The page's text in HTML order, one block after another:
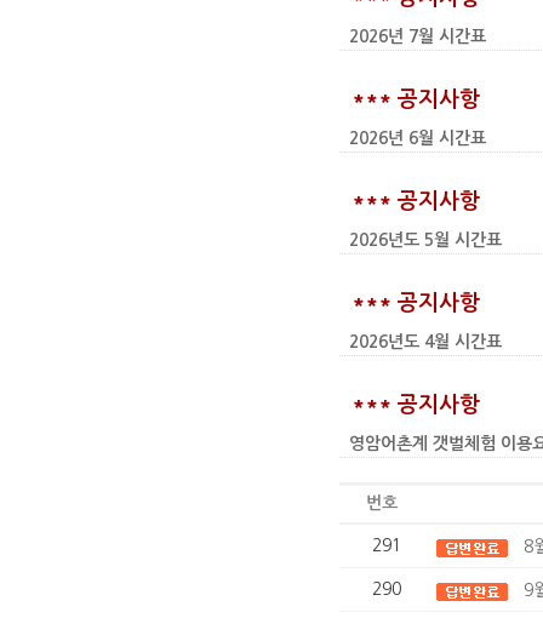
2026년 7월 시간표
*** 공지사항
2026년 6월 시간표
*** 공지사항
2026년도 5월 시간표
*** 공지사항
2026년도 4월 시간표
*** 공지사항
영암어촌계 갯벌체험 이
번호
291 8
290 9